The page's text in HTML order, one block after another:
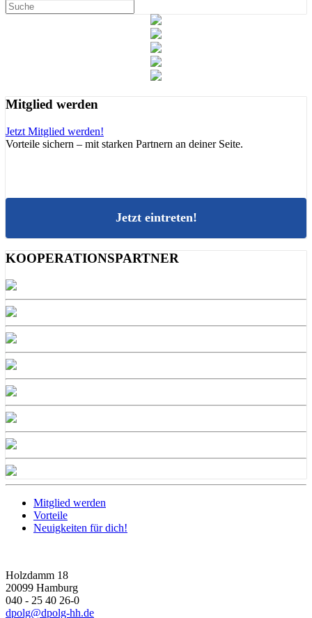
Mitglied werden
Jetzt Mitglied werden!
Vorteile sichern – mit starken Partnern an deiner Seite.
Jetzt eintreten!
KOOPERATIONSPARTNER
Mitglied werden
Vorteile
Neuigkeiten für dich!
Holzdamm 18
20099 Hamburg
040 - 25 40 26-0
dpolg@dpolg-hh.de